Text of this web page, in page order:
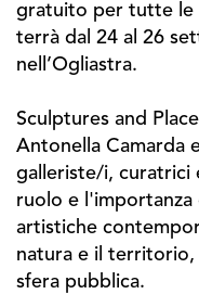
gratuito per tutte le
terrà dal 24 al 26
nell’Ogliastra.
Sculptures and
Antonella Camarda
galleriste/i, curatrici
ruolo e l'importanza
artistiche
natura e il
sfera pubblica.